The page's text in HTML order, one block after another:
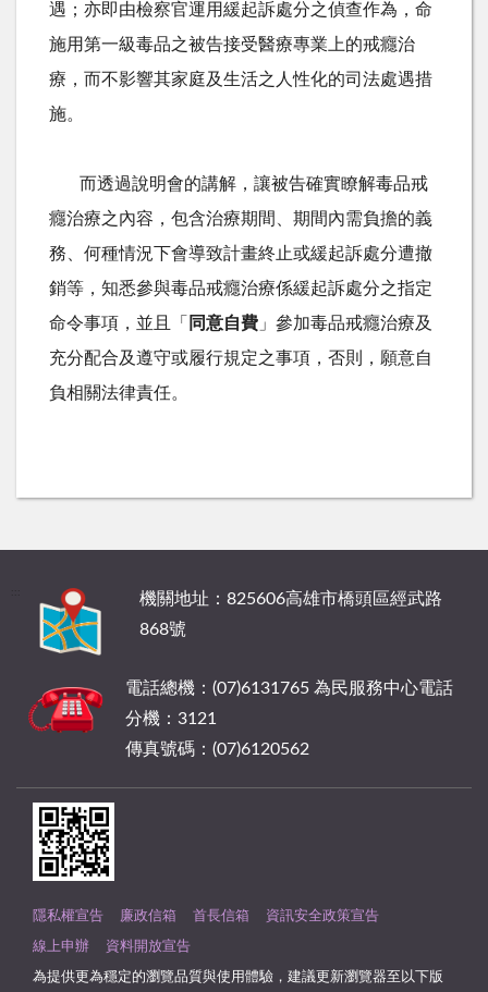
遇；亦即由檢察官運用緩起訴處分之偵查作為，命
施用第一級毒品之被告接受醫療專業上的戒癮治
療，而不影響其家庭及生活之人性化的司法處遇措
施。
而透過說明會的講解，讓被告確實瞭解毒品戒
癮治療之內容，包含治療期間、期間內需負擔的義
務、何種情況下會導致計畫終止或緩起訴處分遭撤
銷等，知悉參與毒品戒癮治療係緩起訴處分之指定
命令事項，並且「 同意自費 」參加毒品戒癮治療及
充分配合及遵守或履行規定之事項，否則，願意自
負相關法律責任。
機關地址：825606高雄市橋頭區經武路
868號
電話總機：(07)6131765 為民服務中心電話
分機：3121
傳真號碼：(07)6120562
隱私權宣告 廉政信箱 首長信箱 資訊安全政策宣告
線上申辦 資料開放宣告
為提供更為穩定的瀏覽品質與使用體驗，建議更新瀏覽器至以下版